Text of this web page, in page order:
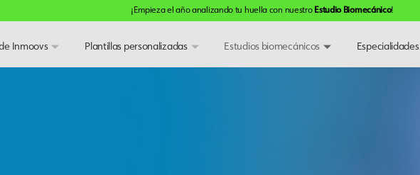
¡Empieza el año analizando tu huella con nuestro Estudio Biomecánico!
Inmoovs Plantillas personalizadas Estudios biomecánicos Especialidades